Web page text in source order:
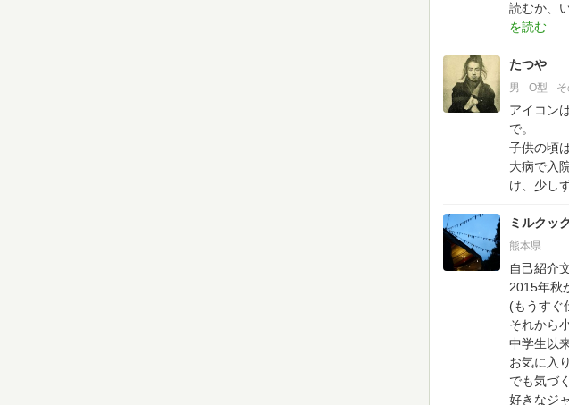
読むか、
たつや
男 O型
アイコン
で。
子供の頃
大病で入
け、少し
ミルクック
熊本県
自己紹介
2015年秋
(もうすぐ
それから
中学生以
お気に入
でも気づ
好きなジ